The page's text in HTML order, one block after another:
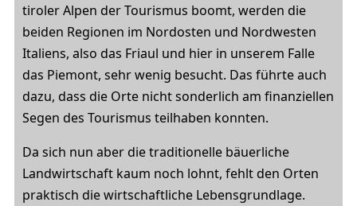
tiroler Alpen der Tourismus boomt, werden die
beiden Regionen im Nordosten und Nordwesten
Italiens, also das Friaul und hier in unserem Falle
das Piemont, sehr wenig besucht. Das führte auch
dazu, dass die Orte nicht sonderlich am finanziellen
Segen des Tourismus teilhaben konnten.
Da sich nun aber die traditionelle bäuerliche
Landwirtschaft kaum noch lohnt, fehlt den Orten
praktisch die wirtschaftliche Lebensgrundlage.